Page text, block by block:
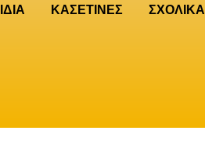
ΚΑΣΕΤΙΝΕΣ ΣΧΟΛΙΚΑ